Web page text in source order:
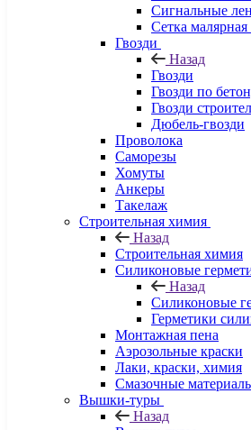
Сигнальные
Сетка малярная
Гвозди
Назад
Гвозди
Гвозди по
Гвозди
Дюбель-гвозди
Проволока
Саморезы
Хомуты
Анкеры
Такелаж
Строительная химия
Назад
Строительная химия
Силиконовые
Назад
Силиконовые
Герметики
Монтажная пена
Аэрозольные краски
Лаки, краски, химия
Смазочные
Вышки-туры
Назад